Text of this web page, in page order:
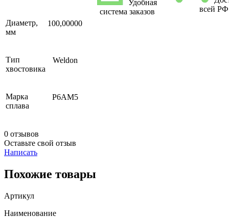
Диаметр,
мм
100,00000
Тип
хвостовика
Weldon
Марка
сплава
Р6АМ5
0 отзывов
Оставьте свой отзыв
Написать
Удобная
система заказов
всей РФ
Похожие товары
Артикул
Наименование